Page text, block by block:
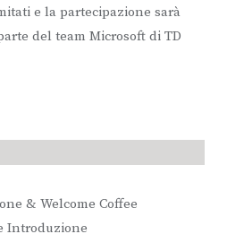
e la partecipazione sarà
del team Microsoft di TD
& Welcome Coffee
Introduzione